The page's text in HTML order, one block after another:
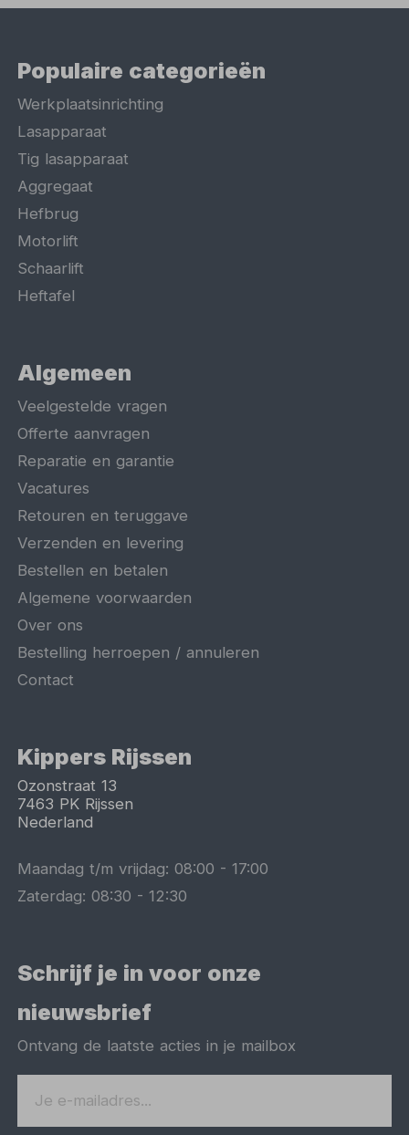
Populaire categorieën
Werkplaatsinrichting
Lasapparaat
Tig lasapparaat
Aggregaat
Hefbrug
Motorlift
Schaarlift
Heftafel
Algemeen
Veelgestelde vragen
Offerte aanvragen
Reparatie en garantie
Vacatures
Retouren en teruggave
Verzenden en levering
Bestellen en betalen
Algemene voorwaarden
Over ons
Bestelling herroepen / annuleren
Contact
Kippers Rijssen
Ozonstraat 13
7463 PK Rijssen
Nederland
Maandag t/m vrijdag:08:00 -17:00
Zaterdag:08:30 -12:30
Schrijf je in voor onze
nieuwsbrief
Ontvang de laatste acties in je mailbox